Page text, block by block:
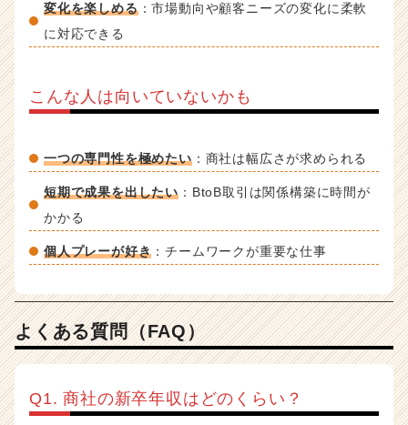
変化を楽しめる：市場動向や顧客ニーズの変化に柔軟
に対応できる
こんな人は向いていないかも
一つの専門性を極めたい：商社は幅広さが求められる
短期で成果を出したい ：BtoB取引は関係構築に時間が
かかる
個人プレーが好き ：チームワークが重要な仕事
よくある質問（FAQ）
Q1. 商社の新卒年収はどのくらい？